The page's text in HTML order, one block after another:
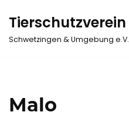
Zum
Inhalt
Tierschutzverein
Schwetzingen & Umgebung e.V.
Malo